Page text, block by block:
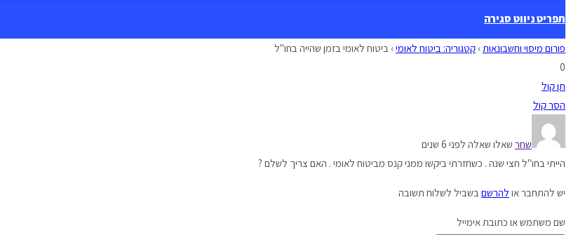
תפריט ניווט סגירה
פורום מיסוי וחשבונאות› קטגוריה: ביטוח לאומי› ביטוח לאומי בזמן שהייה בחו"ל
0
תן קול
הסר קול
שחר שאלו שאלה לפני 6 שנים
הייתי בחו"ל חצי שנה . כשחזרתי ביקשו ממני קנס מביטוח לאומי . האם צריך לשלם ?
יש להתחבר או להרשם בשביל לשלוח תשובה
שם משתמש או כתובת אימייל